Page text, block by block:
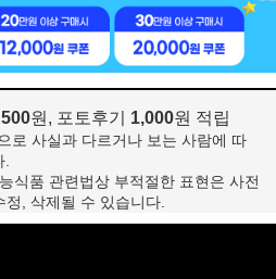
500원, 포토후기 1,000원 적립
로 사실과 다르거나 보는 사람에 따
.
식품 관련법상 부적절한 표현은 사전
정, 삭제될 수 있습니다.